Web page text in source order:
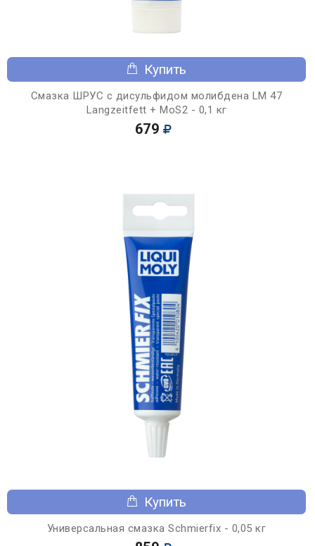
Купить
Смазка ШРУС с дисульфидом молибдена LM 47
Langzeitfett + MoS2 - 0,1 кг
679
Купить
Универсальная смазка Schmierfix - 0,05 кг